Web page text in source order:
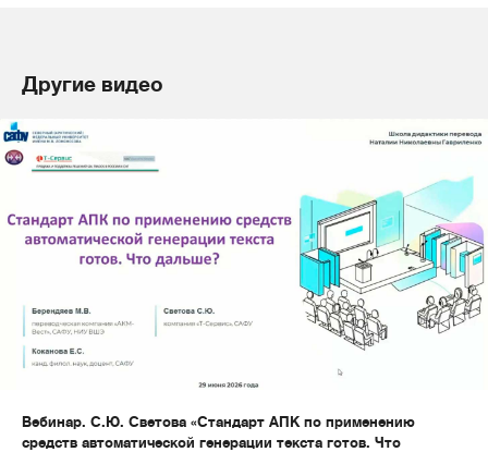
Другие видео
Вебинар. С.Ю. Светова «Стандарт АПК по применению
средств автоматической генерации текста готов. Что